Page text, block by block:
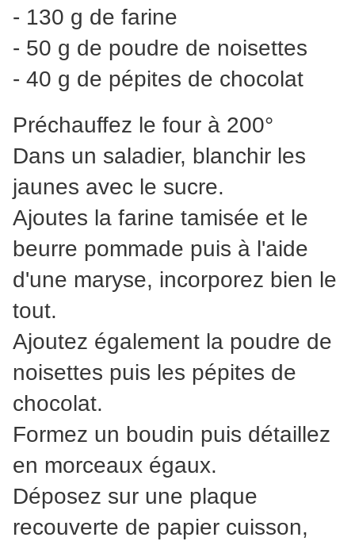
- 130 g de farine
- 50 g de poudre de noisettes
- 40 g de pépites de chocolat
Préchauffez le four à 200°
Dans un saladier, blanchir les
jaunes avec le sucre.
Ajoutes la farine tamisée et le
beurre pommade puis à l'aide
d'une maryse, incorporez bien le
tout.
Ajoutez également la poudre de
noisettes puis les pépites de
chocolat.
Formez un boudin puis détaillez
en morceaux égaux.
Déposez sur une plaque
recouverte de papier cuisson,